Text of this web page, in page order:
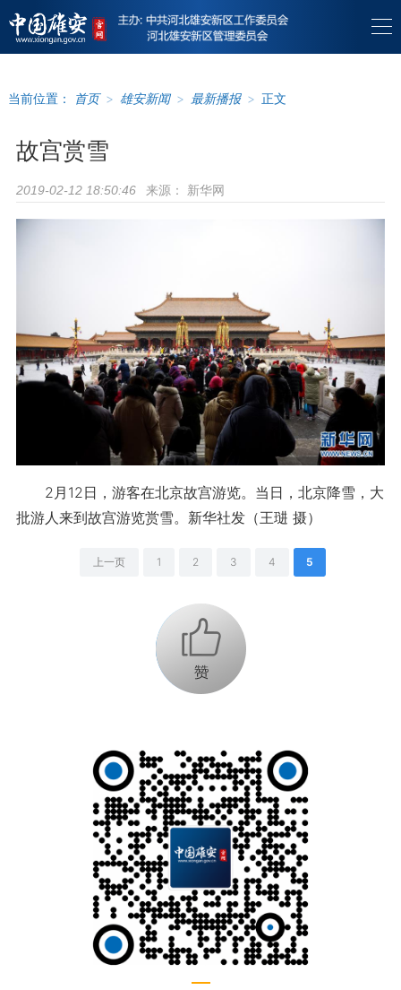
当前位置： 首页 > 雄安新闻 > 最新播报 > 正文
故宫赏雪
2019-02-12 18:50:46 来源： 新华网
2月12日，游客在北京故宫游览。当日，北京降雪，大
批游人来到故宫游览赏雪。新华社发（王琎 摄）
上一页 1 2 3 4 5
+1